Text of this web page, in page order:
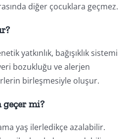
diğer çocuklara geçmez.
yatkınlık, bağışıklık sistemi
bozukluğu ve alerjen
birleşmesiyle oluşur.
geçer mi?
yaş ilerledikçe azalabilir.